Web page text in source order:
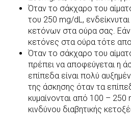
Όταν το σάκχαρο του
του 250 mg/dL,
κετόνων στα ούρα σας.
κετόνες στα ούρα τότε
Όταν το σάκχαρο του
πρέπει να αποφεύγεται η
επίπεδα είναι πολύ
της άσκησης όταν τα
κυμαίνονται από 100 –
κινδύνου διαβητικής